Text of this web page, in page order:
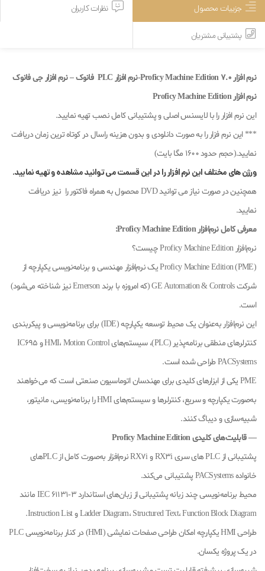
جزییات محصول نظرات کاربران
پشتیبانی مشتریان
نرم افزار Proficy Machine Edition 7.0-
نرم افزار PLC فانوک – نرم افزار جی فانوک
نرم افزار Proficy Machine Edition
این نرم افزار را با لایسنس اصلی و پشتیبانی کامل نصب تهیه نمایید.
*** این نرم فزار را به صورت دانلودی و بدون هزینه راسال در کوتاه ترین زمان دریافت
نمایید.(حجم حدود 1600 مگا بایت)
ورژن های مختلف این نرم افزار را در این قسمت می توانید مشاهده و تهیه نمایید.
همچنین در صورت نیاز می توانید DVD محصول به همراه فاکتور را نیز دریافت
نمایید.
معرفی کامل نرم‌افزار Proficy Machine Edition:
نرم‌افزار Proficy Machine Edition چیست؟
Proficy Machine Edition (PME) یک نرم‌افزار مهندسی و برنامه‌نویسی یکپارچه از
شرکت GE Automation & Controls (که امروزه با برند Emerson نیز شناخته می‌شود)
است.
این نرم‌افزار به‌عنوان یک محیط توسعه یکپارچه (IDE) برای برنامه‌نویسی و پیکربندی
کنترلرهای منطقی برنامه‌پذیر (PLC)، سیستم‌های HMI، Motion Control و IC695
PACSystems طراحی شده است.
PME یکی از ابزارهای کلیدی برای مهندسان اتوماسیون صنعتی است که می‌خواهند
به‌صورت یکپارچه و سریع، کنترلرها و سیستم‌های HMI را برنامه‌نویسی، مانیتور،
شبیه‌سازی و دیباگ کنند.
— قابلیت‌های کلیدی Proficy Machine Edition
پشتیبانی از PLC های سری RX3i و RX7i نرم‌افزار به‌صورت کامل از PLCهای
خانواده PACSystems پشتیبانی می‌کند.
محیط برنامه‌نویسی چند زبانه پشتیبانی از زبان‌های استاندارد IEC 61131-3 مانند
Ladder Diagram، Structured Text، Function Block Diagram و Instruction List.
طراحی HMI یکپارچه امکان طراحی صفحات نمایشی (HMI) در کنار برنامه‌نویسی PLC
در یک پروژه یکسان.